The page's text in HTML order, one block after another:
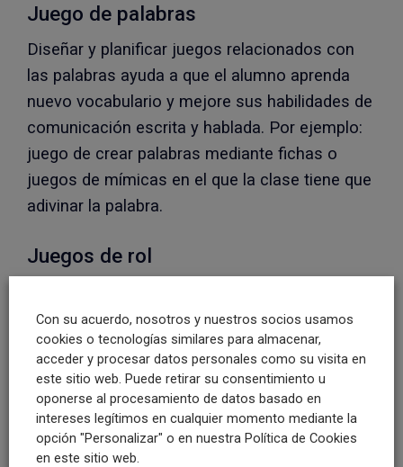
Juego de palabras
Diseñar y planificar juegos relacionados con
las palabras ayuda a que el alumno aprenda
nuevo vocabulario y mejore sus habilidades de
comunicación escrita y hablada. Por ejemplo:
juego de crear palabras mediante fichas o
juegos de mímicas en el que la clase tiene que
adivinar la palabra.
Juegos de rol
aprenda a relacionarse con el entorno. En el
aula de matemáticas, diseñar un juego en el
que el alumno tiene que ir a comprar ciertos
productos con una cantidad determinada de
dinero, es una buena idea para que aprenda
cómo realizar problemas matemáticos
Con su acuerdo, nosotros y nuestros socios usamos
cookies o tecnologías similares para almacenar,
acceder y procesar datos personales como su visita en
este sitio web. Puede retirar su consentimiento u
oponerse al procesamiento de datos basado en
intereses legítimos en cualquier momento mediante la
opción "Personalizar" o en nuestra Política de Cookies
en este sitio web.